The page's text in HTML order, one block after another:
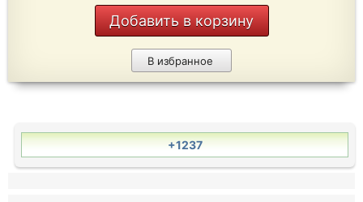
Добавить в корзину
В избранное
+1237